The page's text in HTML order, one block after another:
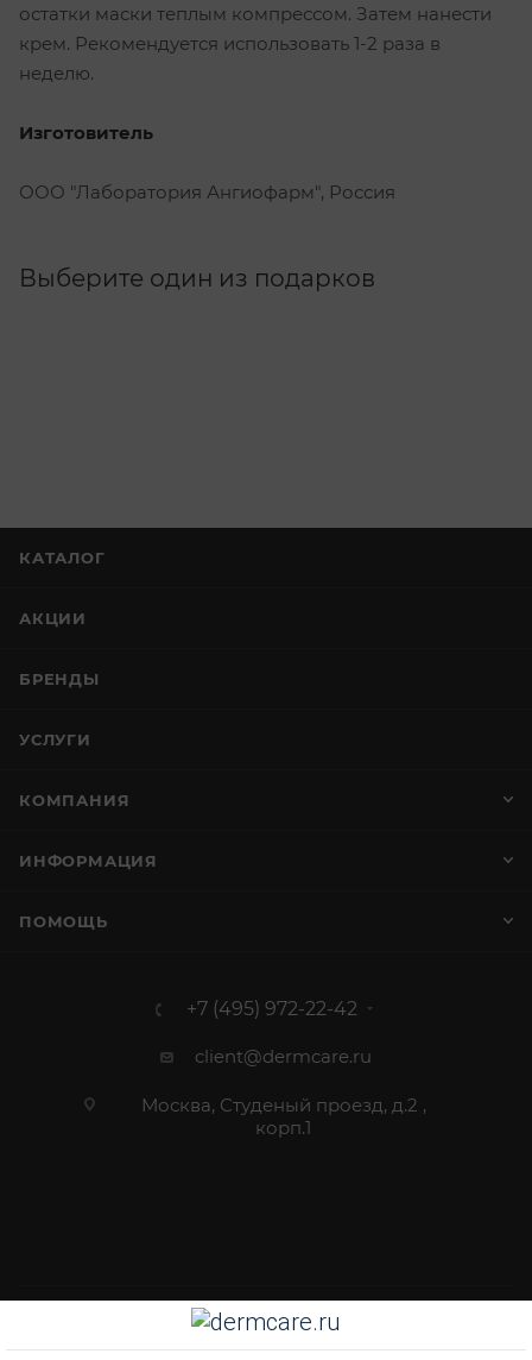
остатки маски теплым компрессом. Затем нанести
крем. Рекомендуется использовать 1-2 раза в
неделю.
Изготовитель
ООО "Лаборатория Ангиофарм", Россия
Выберите один из подарков
КАТАЛОГ
АКЦИИ
БРЕНДЫ
УСЛУГИ
КОМПАНИЯ
ИНФОРМАЦИЯ
ПОМОЩЬ
+7 (495) 972-22-42
client@dermcare.ru
Москва, Студеный проезд, д.2 ,
корп.1
2012 - 2026 © Dermcare.ru - интернет-магазин косметики